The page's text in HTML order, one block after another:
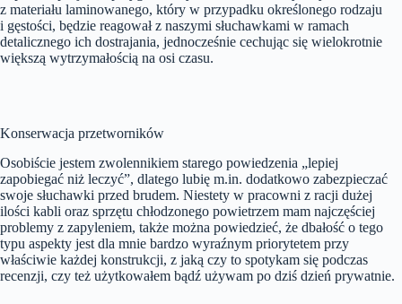
z materiału laminowanego, który w przypadku określonego rodzaju
i gęstości, będzie reagował z naszymi słuchawkami w ramach
detalicznego ich dostrajania, jednocześnie cechując się wielokrotnie
większą wytrzymałością na osi czasu.
Konserwacja przetworników
Osobiście jestem zwolennikiem starego powiedzenia „lepiej
zapobiegać niż leczyć”, dlatego lubię m.in. dodatkowo zabezpieczać
swoje słuchawki przed brudem. Niestety w pracowni z racji dużej
ilości kabli oraz sprzętu chłodzonego powietrzem mam najczęściej
problemy z zapyleniem, także można powiedzieć, że dbałość o tego
typu aspekty jest dla mnie bardzo wyraźnym priorytetem przy
właściwie każdej konstrukcji, z jaką czy to spotykam się podczas
recenzji, czy też użytkowałem bądź używam po dziś dzień prywatnie.